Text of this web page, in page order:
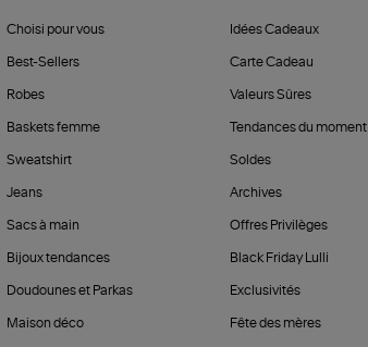
Choisi pour vous
Best-Sellers
Robes
Baskets femme
Sweatshirt
Jeans
Sacs à main
Bijoux tendances
Doudounes et Parkas
Maison déco
Idées Cadeaux
Carte Cadeau
Valeurs Sûres
Tendances du moment
Soldes
Archives
Offres Privilèges
Black Friday Lulli
Exclusivités
Fête des mères